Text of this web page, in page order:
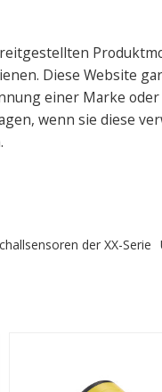
Diese Website
einer Marke
wenn sie diese
der XX-Serie